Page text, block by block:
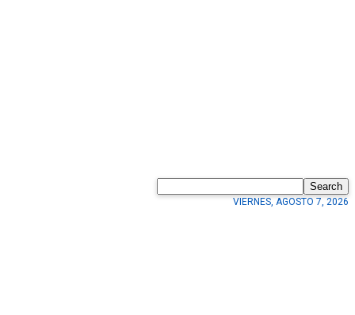
Search
VIERNES, AGOSTO 7, 2026